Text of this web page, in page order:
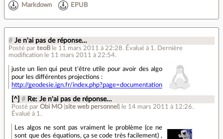
Markdown EPUB
# Je n'ai pas de réponse…
Posté par teoB le 11 mars 2011 à 22:28. Évalué à 1. Dernière
modification le 11 mars 2011 à 22:54.
juste un lien qui peut t'être utile pour avoir des algo
pour les différentes projections :
http://geodesie.ign.fr/index.php?page=documentation
[^] # Re: Je n'ai pas de réponse…
Posté parObi MO(site web personnel ) le 14 mars 2011 à 12:26.
Évalué à 1 .
Les algos ne sont pas vraiment le problème (ce ne
sont que des équations, ça se code très facilement) ,